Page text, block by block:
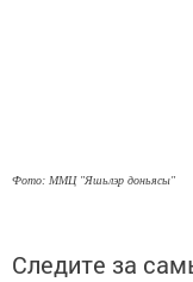
Фото: ММЦ "Яшьлэр доньясы"
Следите за